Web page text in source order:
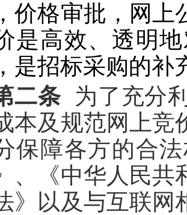
价格审批，网上
是高效、透明
是招标采购的补
二条 为了充分
本及规范网上竞
保障各方的合
、《中华人民共
》以及与互联